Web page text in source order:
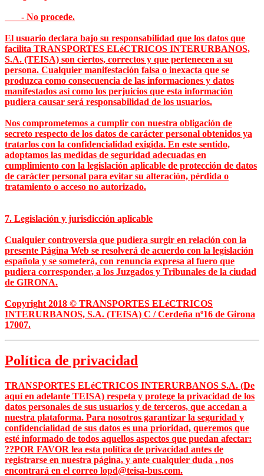
- No procede.
El usuario declara bajo su responsabilidad que los datos que
facilita TRANSPORTES ELéCTRICOS INTERURBANOS,
S.A. (TEISA) son ciertos, correctos y que pertenecen a su
persona. Cualquier manifestación falsa o inexacta que se
produzca como consecuencia de las informaciones y datos
manifestados así como los perjuicios que esta información
pudiera causar será responsabilidad de los usuarios.
Nos comprometemos a cumplir con nuestra obligación de
secreto respecto de los datos de carácter personal obtenidos ya
tratarlos con la confidencialidad exigida. En este sentido,
adoptamos las medidas de seguridad adecuadas en
cumplimiento con la legislación aplicable de protección de datos
de carácter personal para evitar su alteración, pérdida o
tratamiento o acceso no autorizado.
7. Legislación y jurisdicción aplicable
Cualquier controversia que pudiera surgir en relación con la
presente Página Web se resolverá de acuerdo con la legislación
española y se someterá, con renuncia expresa al fuero que
pudiera corresponder, a los Juzgados y Tribunales de la ciudad
de GIRONA.
Copyright 2018 © TRANSPORTES ELéCTRICOS
INTERURBANOS, S.A. (TEISA) C / Cerdeña nº16 de Girona
17007.
Política de privacidad
TRANSPORTES ELéCTRICOS INTERURBANOS S.A. (De
aquí en adelante TEISA) respeta y protege la privacidad de los
datos personales de sus usuarios y de terceros, que accedan a
nuestra plataforma. Para nosotros garantizar la seguridad y
confidencialidad de sus datos es una prioridad, queremos que
esté informado de todos aquellos aspectos que puedan afectar:
??POR FAVOR lea esta política de privacidad antes de
registrarse en nuestra página, y ante cualquier duda , nos
encontrará en el correo lopd@teisa-bus.com.